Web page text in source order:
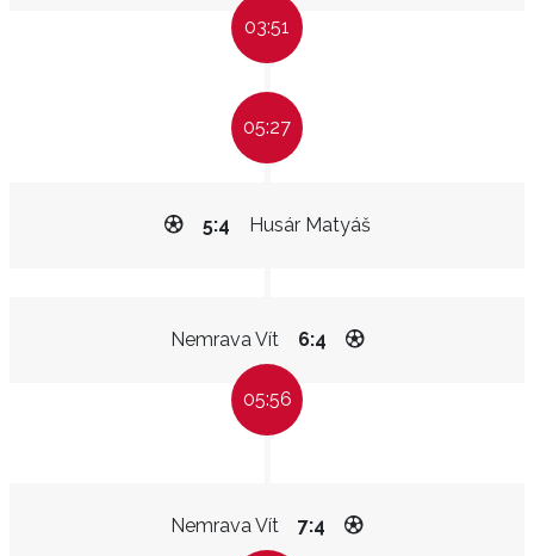
03:51
05:27
Husár Matyáš
5:4
Nemrava Vít 6:4
05:56
Nemrava Vít 7:4